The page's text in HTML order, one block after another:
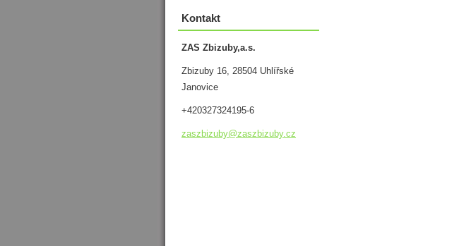
Kontakt
ZAS Zbizuby,a.s.
Zbizuby 16, 28504 Uhlířské
Janovice
+420327324195-6
zaszbizuby@zaszbizuby.cz